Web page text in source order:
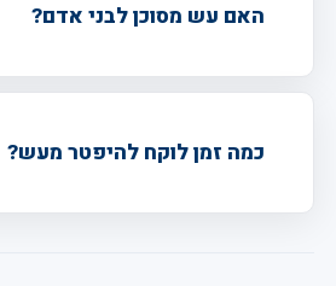
האם עש מסוכן לבני אדם?
כמה זמן לוקח להיפטר מעש?